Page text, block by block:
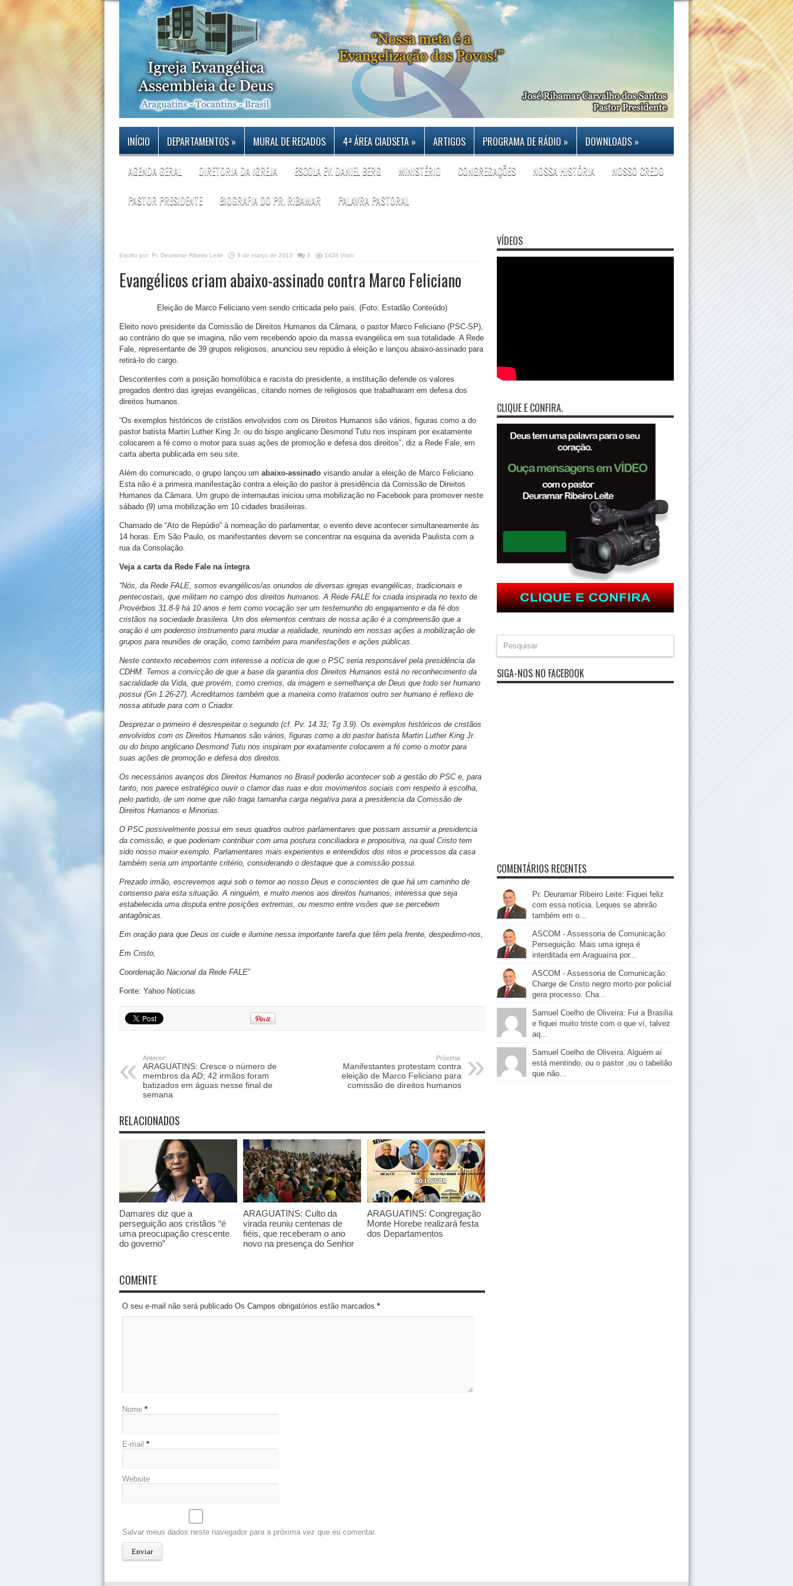
INÍCIO DEPARTAMENTOS» MURAL DE RECADOS 4ª ÁREA CIADSETA» ARTIGOS PROGRAMA DE RÁDIO» DOWNLOADS»
AGENDA GERAL DIRETORIA DA IGREJA ESCOLA EV. DANIEL BERG MINISTÉRIO CONGREGAÇÕES NOSSA HISTÓRIA NOSSO CREDO
PASTOR PRESIDENTE BIOGRAFIA DO PR. RIBAMAR PALAVRA PASTORAL
Escrito por: Pr. Deuramar Ribeiro Leite 9 de março de 2013 0 1428 Visto
Evangélicos criam abaixo-assinado contra Marco Feliciano
Eleição de Marco Feliciano vem sendo criticada pelo país. (Foto: Estadão Conteúdo)
Eleito novo presidente da Comissão de Direitos Humanos da Câmara, o pastor Marco Feliciano (PSC-SP),
ao contrário do que se imagina, não vem recebendo apoio da massa evangélica em sua totalidade. A Rede
Fale, representante de 39 grupos religiosos, anunciou seu repúdio à eleição e lançou abaixo-assinado para
retirá-lo do cargo.
Descontentes com a posição homofóbica e racista do presidente, a instituição defende os valores
pregados dentro das igrejas evangélicas, citando nomes de religiosos que trabalharam em defesa dos
direitos humanos.
“Os exemplos históricos de cristãos envolvidos com os Direitos Humanos são vários, figuras como a do
pastor batista Martin Luther King Jr. ou do bispo anglicano Desmond Tutu nos inspiram por exatamente
colocarem a fé como o motor para suas ações de promoção e defesa dos direitos”, diz a Rede Fale, em
carta aberta publicada em seu site.
Além do comunicado, o grupo lançou um abaixo-assinado visando anular a eleição de Marco Feliciano.
Esta não é a primeira manifestação contra a eleição do pastor à presidência da Comissão de Direitos
Humanos da Câmara. Um grupo de internautas iniciou uma mobilização no Facebook para promover neste
sábado (9) uma mobilização em 10 cidades brasileiras.
Chamado de “Ato de Repúdio” à nomeação do parlamentar, o evento deve acontecer simultaneamente às
14 horas. Em São Paulo, os manifestantes devem se concentrar na esquina da avenida Paulista com a
rua da Consolação.
Veja a carta da Rede Fale na íntegra
“Nós, da Rede FALE, somos evangélicos/as oriundos de diversas igrejas evangélicas, tradicionais e
pentecostais, que militam no campo dos direitos humanos. A Rede FALE foi criada inspirada no texto de
Provérbios 31.8-9 há 10 anos e tem como vocação ser um testemunho do engajamento e da fé dos
cristãos na sociedade brasileira. Um dos elementos centrais de nossa ação é a compreensão que a
oração é um poderoso instrumento para mudar a realidade, reunindo em nossas ações a mobilização de
grupos para reuniões de oração, como também para manifestações e ações públicas.
Neste contexto recebemos com interesse a notícia de que o PSC seria responsável pela presidência da
CDHM. Temos a convicção de que a base da garantia dos Direitos Humanos está no reconhecimento da
sacralidade da Vida, que provém, como cremos, da imagem e semelhança de Deus que todo ser humano
possui (Gn 1.26-27). Acreditamos também que a maneira como tratamos outro ser humano é reflexo de
nossa atitude para com o Criador.
Desprezar o primeiro é desrespeitar o segundo (cf. Pv. 14.31; Tg 3.9). Os exemplos históricos de cristãos
envolvidos com os Direitos Humanos são vários, figuras como a do pastor batista Martin Luther King Jr.
ou do bispo anglicano Desmond Tutu nos inspiram por exatamente colocarem a fé como o motor para
suas ações de promoção e defesa dos direitos.
Os necessários avanços dos Direitos Humanos no Brasil poderão acontecer sob a gestão do PSC e, para
tanto, nos parece estratégico ouvir o clamor das ruas e dos movimentos sociais com respeito à escolha,
pelo partido, de um nome que não traga tamanha carga negativa para a presidencia da Comissão de
Direitos Humanos e Minorias.
O PSC possivelmente possui em seus quadros outros parlamentares que possam assumir a presidencia
da comissão, e que poderiam contribuir com uma postura conciliadora e propositiva, na qual Cristo tem
sido nosso maior exemplo. Parlamentares mais experientes e entendidos dos ritos e processos da casa
também seria um importante critério, considerando o destaque que a comissão possui.
Prezado irmão, escrevemos aqui sob o temor ao nosso Deus e conscientes de que há um caminho de
consenso para esta situação. A ninguém, e muito menos aos direitos humanos, interessa que seja
estabelecida uma disputa entre posições extremas, ou mesmo entre visões que se percebem
antagônicas.
Em oração para que Deus os cuide e ilumine nessa importante tarefa que têm pela frente, despedimo-nos,
Em Cristo,
Coordenação Nacional da Rede FALE”
Fonte: Yahoo Notícias
Anterior:
ARAGUATINS: Cresce o número de
membros da AD; 42 irmãos foram
batizados em águas nesse final de
semana
Próxima:
Manifestantes protestam contra
eleição de Marco Feliciano para
comissão de direitos humanos
RELACIONADOS
Damares diz que a
perseguição aos cristãos “é
uma preocupação crescente
do governo”
ARAGUATINS: Culto da
virada reuniu centenas de
fiéis, que receberam o ano
novo na presença do Senhor
ARAGUATINS: Congregação
Monte Horebe realizará festa
dos Departamentos
COMENTE
O seu e-mail não será publicado Os Campos obrigatórios estão marcados *
Nome *
E-mail *
Website
Salvar meus dados neste navegador para a próxima vez que eu comentar.
VÍDEOS
CLIQUE E CONFIRA.
SIGA-NOS NO FACEBOOK
COMENTÁRIOS RECENTES
Pr. Deuramar Ribeiro Leite: Fiquei feliz
com essa notícia. Leques se abrirão
também em o...
ASCOM - Assessoria de Comunicação:
Perseguição: Mais uma igreja é
interditada em Araguaína por...
ASCOM - Assessoria de Comunicação:
Charge de Cristo negro morto por policial
gera processo. Cha...
Samuel Coelho de Oliveira: Fui a Brasilia
e fiquei muito triste com o que ví, talvez
aq...
Samuel Coelho de Oliveira: Alguém aí
está mentindo, ou o pastor ,ou o tabelião
que não...